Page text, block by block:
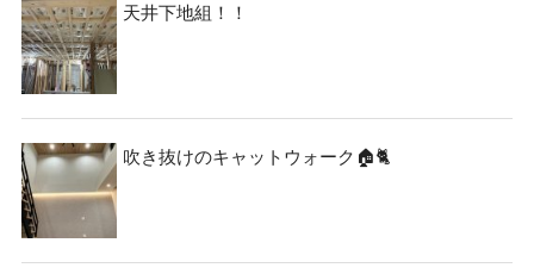
天井下地組！！
吹き抜けのキャットウォーク🏠🐈